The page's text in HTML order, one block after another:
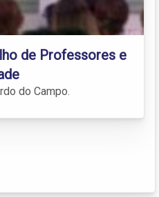
de Professores e
do Campo.